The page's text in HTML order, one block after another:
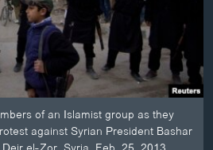
of an Islamist group as they
against Syrian President Bashar